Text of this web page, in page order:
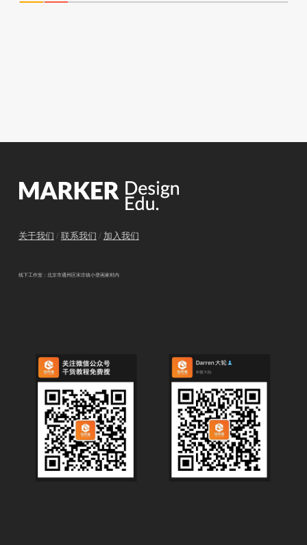
关于我们 / 联系我们 / 加入我们
线下工作室：北京市通州区宋庄镇小堡画家村内